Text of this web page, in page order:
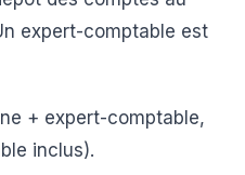
expert-comptable est
+ expert-comptable,
inclus).